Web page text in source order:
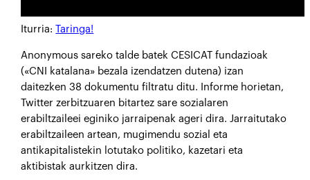
Iturria: Taringa!
Anonymous sareko talde batek CESICAT fundazioak
(«CNI katalana» bezala izendatzen dutena) izan
daitezken 38 dokumentu filtratu ditu. Informe horietan,
Twitter zerbitzuaren bitartez sare sozialaren
erabiltzaileei eginiko jarraipenak ageri dira. Jarraitutako
erabiltzaileen artean, mugimendu sozial eta
antikapitalistekin lotutako politiko, kazetari eta
aktibistak aurkitzen dira.